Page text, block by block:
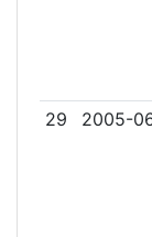
29 2005-